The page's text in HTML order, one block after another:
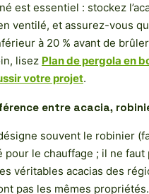
est essentiel : stockez
ventilé, et assurez-vous
à 20 % avant de
lisez Plan de pergola en
votre projet.
entre acacia,
souvent le robinier
pour le chauffage ; il ne faut
véritables acacias des
pas les mêmes propriétés.